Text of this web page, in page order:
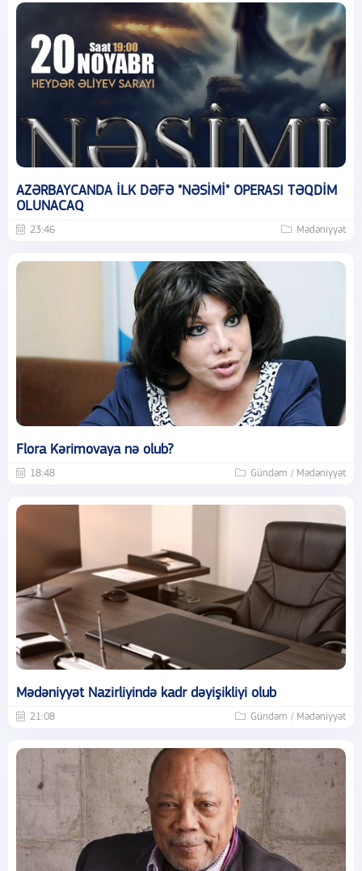
AZƏRBAYCANDA İLK DƏFƏ "NƏSİMİ" OPERASI TƏQDİM
OLUNACAQ
23:46 Mədəniyyət
Flora Kərimovaya nə olub?
18:48 Gündəm / Mədəniyyət
Mədəniyyət Nazirliyində kadr dəyişikliyi olub
21:08 Gündəm / Mədəniyyət